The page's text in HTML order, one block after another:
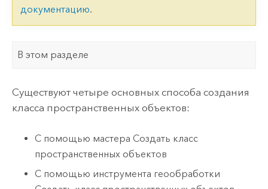
документацию.
В этом разделе
Существуют четыре основных способа создания
класса пространственных объектов:
С помощью мастера Создать класс
пространственных объектов
С помощью инструмента геообработки